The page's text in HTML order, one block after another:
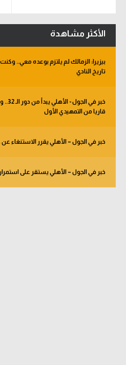
الأكثر مشاهدة
بيزيرا: الزمالك لم يلتزم بوعده معي..
تاريخ النادي
خبر في
قاريا من التمهيدي الأول
خبر في الجول – الأهلي يقرر الاستنغاء
خبر في الجول – الأهلي يستقر على